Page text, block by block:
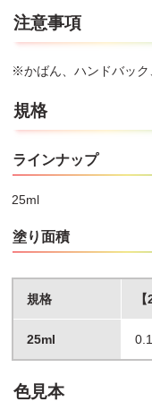
注意事項
※かばん、ハンドバック
規格
ラインナップ
25ml
塗り面積
規格
25ml
色見本